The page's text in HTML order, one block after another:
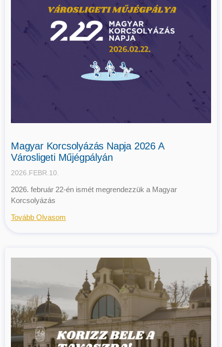
Magyar Korcsolyázás Napja 2026 A
Városligeti Műjégpályán
2026.FEBR.10.
2026. február 22-én ismét megrendezzük a Magyar
Korcsolyázás
Tovább Olvasom